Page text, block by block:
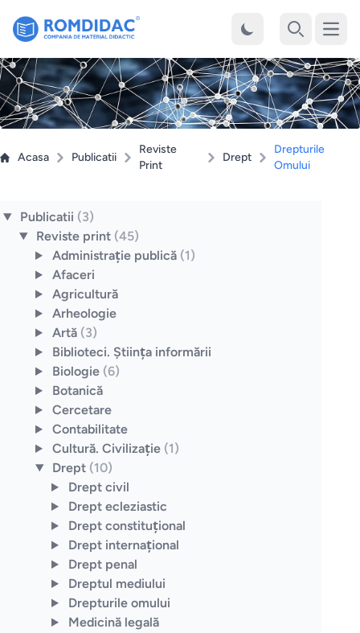
Acasa Publicatii
Reviste
Print
Drept
Drepturile
Omului
Publicatii (3)
Reviste print (45)
Administraţie publică (1)
Afaceri
Agricultură
Arheologie
Artă (3)
Biblioteci. Ştiinţa informării
Biologie (6)
Botanică
Cercetare
Contabilitate
Cultură. Civilizaţie (1)
Drept (10)
Drept civil
Drept ecleziastic
Drept constituţional
Drept internaţional
Drept penal
Dreptul mediului
Drepturile omului
Medicină legală